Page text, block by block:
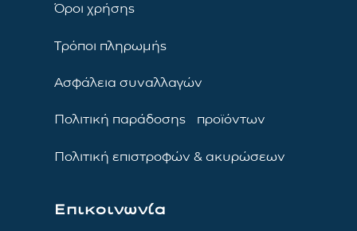
Όροι χρήσης
Τρόποι πληρωμής
Ασφάλεια συναλλαγών
Πολιτική παράδοσης προϊόντων
Πολιτική επιστροφών & ακυρώσεων
Επικοινωνία